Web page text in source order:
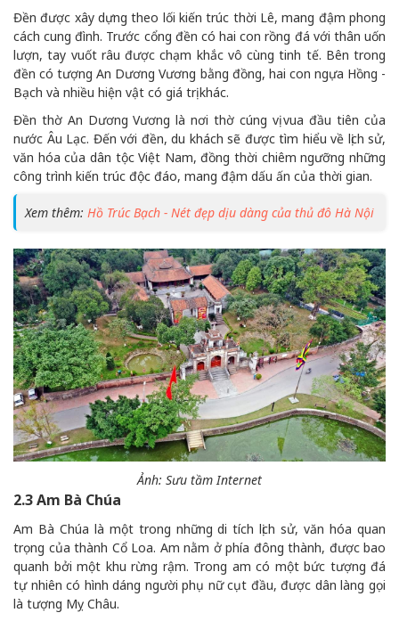
Đền được xây dựng theo lối kiến trúc thời Lê, mang đậm phong
cách cung đình. Trước cổng đền có hai con rồng đá với thân uốn
lượn, tay vuốt râu được chạm khắc vô cùng tinh tế. Bên trong
đền có tượng An Dương Vương bằng đồng, hai con ngựa Hồng -
Bạch và nhiều hiện vật có giá trị khác.
Đền thờ An Dương Vương là nơi thờ cúng vị vua đầu tiên của
nước Âu Lạc. Đến với đền, du khách sẽ được tìm hiểu về lịch sử,
văn hóa của dân tộc Việt Nam, đồng thời chiêm ngưỡng những
công trình kiến trúc độc đáo, mang đậm dấu ấn của thời gian.
Xem thêm: Hồ Trúc Bạch - Nét đẹp dịu dàng của thủ đô Hà Nội
Ảnh: Sưu tầm Internet
2.3 Am Bà Chúa
Am Bà Chúa là một trong những di tích lịch sử, văn hóa quan
trọng của thành Cổ Loa. Am nằm ở phía đông thành, được bao
quanh bởi một khu rừng rậm. Trong am có một bức tượng đá
tự nhiên có hình dáng người phụ nữ cụt đầu, được dân làng gọi
là tượng Mỵ Châu.